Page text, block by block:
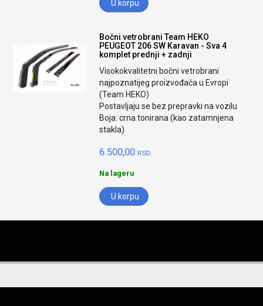
U korpu
Bočni vetrobrani Team HEKO
PEUGEOT 206 SW Karavan - Sva 4
komplet prednji + zadnji
Visokokvalitetni bočni vetrobrani
najpoznatijeg proizvođača u Evropi
(Team HEKO)
Postavljaju se bez prepravki na vozilu
Boja: crna tonirana (kao zatamnjena
stakla)
6.500,00 RSD.
Na lageru
U korpu